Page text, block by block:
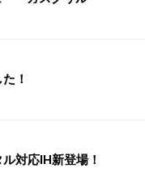
！
対応IH新登場！